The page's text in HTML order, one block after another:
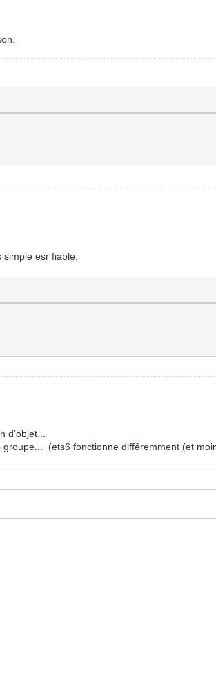
esr fiable.
d'objet...
(ets6 fonctionne différemment (et